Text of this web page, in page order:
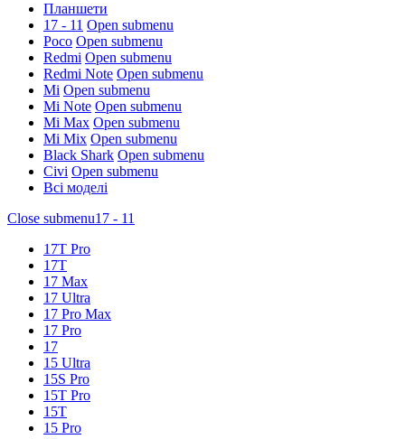
Планшети
17 - 11 Open submenu
Poco Open submenu
Redmi Open submenu
Redmi Note Open submenu
Mi Open submenu
Mi Note Open submenu
Mi Max Open submenu
Mi Mix Open submenu
Black Shark Open submenu
Civi Open submenu
Всі моделі
Close submenu17 - 11
17T Pro
17T
17 Max
17 Ultra
17 Pro Max
17 Pro
17
15 Ultra
15S Pro
15T Pro
15T
15 Pro